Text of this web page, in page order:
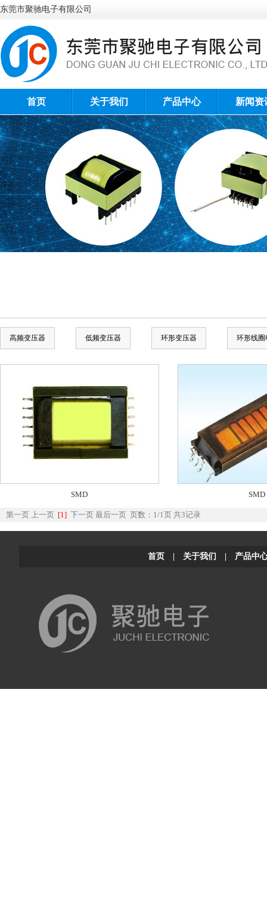
东莞市聚驰电子有限公司
首页 关于我们 产品中心 新闻资
高频变压器 低频变压器 环形变压器 环形线圈
SMD SMD
第一页 上一页 [1] 下一页 最后一页 页数：1/1页 共3记录
首页| 关于我们 产品中